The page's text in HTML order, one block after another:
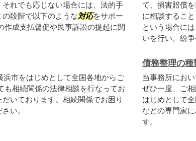
れでも応じない場合には、法的手
段階で以下のような対応をサポー
作成支払督促や民事訴訟の提起に関
て、損害賠償
に相談するこ
という場合に
いを行い、紛
市をはじめとして全国各地からご
も相続関係の法律相談を行なってお
だいております。相続関係でお困り
い。
債務整理の種
当事務所にお
ぜひ一度、ご
はじめとして
などの専門家
す。